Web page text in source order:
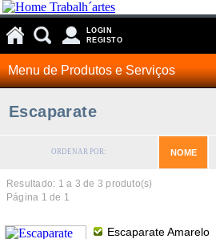
LOGIN
REGISTO
Menu de Produtos e Serviços
Escaparate
ORDENAR POR: NOME
Resultado: 1 a 3 de 3 produto(s)
Página 1 de 1
Escaparate Amarelo